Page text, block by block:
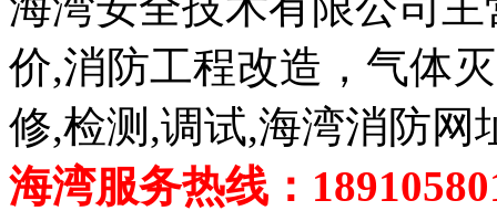
价,消防工程改造，气体
修,检测,调试,海湾消防网
海湾服务热线：